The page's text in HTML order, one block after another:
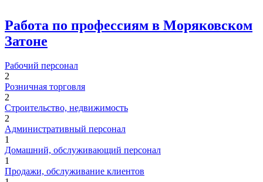
Работа по профессиям в Моряковском
Затоне
Рабочий персонал
2
Розничная торговля
2
Строительство, недвижимость
2
Административный персонал
1
Домашний, обслуживающий персонал
1
Продажи, обслуживание клиентов